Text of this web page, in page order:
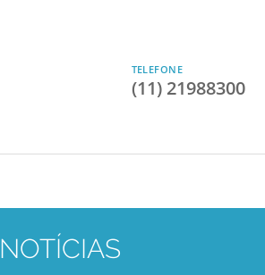
TELEFONE
(11) 21988300
NOTÍCIAS